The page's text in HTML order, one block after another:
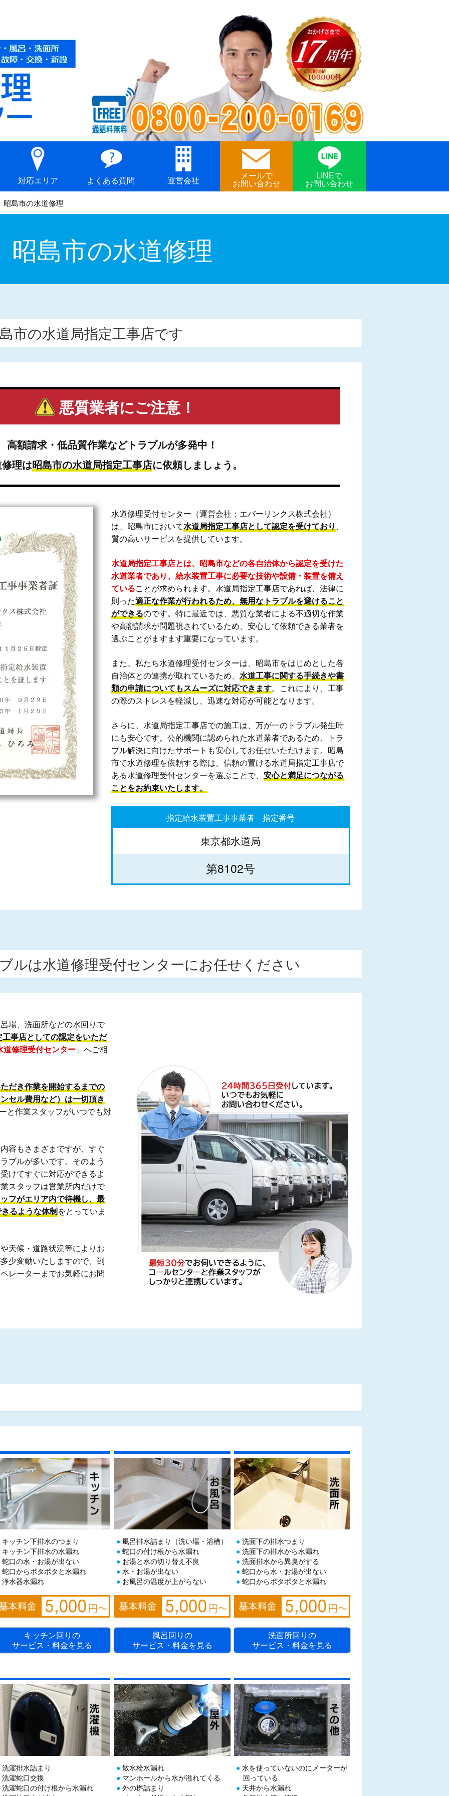
対応エリア よくある質問 運営会社 メールで
お問い合わせ
LINEで
お問い合わせ
昭島市の水道修理
昭島市の水道修理
市の水道局指定工事店です
悪質業者にご注意！
高額請求・低品質作業などトラブルが多発中！
理は昭島市の水道局指定工事店に依頼しましょう。
水道修理受付センター（運営会社：エバーリンクス株式会社）
は、昭島市において水道局指定工事店として認定を受けており 、
質の高いサービスを提供しています。
水道局指定工事店とは、昭島市などの各自治体から認定を受けた
水道業者であり、給水装置工事に必要な技術や設備・装置を備え
ていることが求められます。水道局指定工事店であれば、法律に
則った適正な作業が行われるため、無用なトラブルを避けること
ができるのです。特に最近では、悪質な業者による不適切な作業
や高額請求が問題視されているため、安心して依頼できる業者を
選ぶことがますます重要になっています。
また、私たち水道修理受付センターは、昭島市をはじめとした各
自治体との連携が取れているため、 水道工事に関する手続きや書
類の申請についてもスムーズに対応できます。これにより、工事
の際のストレスを軽減し、迅速な対応が可能となります。
さらに、水道局指定工事店での施工は、万が一のトラブル発生時
にも安心です。公的機関に認められた水道業者であるため、トラ
ブル解決に向けたサポートも安心してお任せいただけます。昭島
市で水道修理を依頼する際は、信頼の置ける水道局指定工事店で
ある水道修理受付センターを選ぶことで、 安心と満足につながる
ことをお約束いたします。
指定給水装置工事事業者 指定番号
東京都水道局
第8102号
ルは水道修理受付センターにお任せください
場、洗面所などの水回りで
事店としての認定をいただ
道修理受付センター 」へご相
だき作業を開始するまでの
セル費用など）は一切頂き
と作業スタッフがいつでも対
容もさまざまですが、すぐ
ブルが多いです。そのよう
けてすぐに対応ができるよ
スタッフは営業所内だけで
フがエリア内で待機し、最
るような体制をとっていま
天候・道路状況等によりお
少変動いたしますので、到
レーターまでお気軽にお問
キッチン下排水のつまり
キッチン下排水の水漏れ
蛇口の水・お湯が出ない
蛇口からポタポタと水漏れ
浄水器水漏れ
キッチン回りの
サービス・料金を見る
風呂排水詰まり（洗い場・浴槽）
蛇口の付け根から水漏れ
お湯と水の切り替え不良
水・お湯が出ない
お風呂の温度が上がらない
風呂回りの
サービス・料金を見る
洗面下の排水つまり
洗面下の排水から水漏れ
洗面排水から異臭がする
蛇口から水・お湯が出ない
蛇口からポタポタと水漏れ
洗面所回りの
サービス・料金を見る
洗濯排水詰まり
洗濯蛇口交換
洗濯蛇口の付け根から水漏れ
散水栓水漏れ
マンホールから水が溢れてくる
外の桝詰まり
水を使っていないのにメーターが
回っている
天井から水漏れ